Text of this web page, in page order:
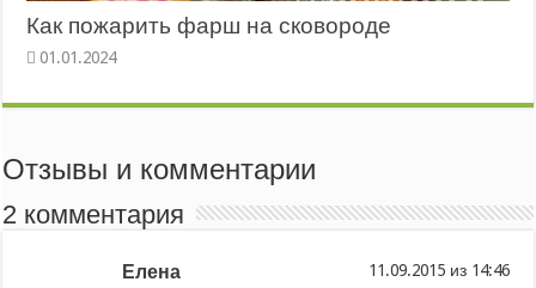
Как пожарить фарш на сковороде
Отзывы и комментарии
2 комментария
Елена из